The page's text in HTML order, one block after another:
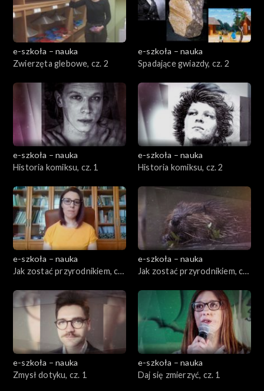
e-szkoła – nauka
Zwierzęta glebowe, cz. 2
e-szkoła – nauka
Spadające gwiazdy, cz. 2
e-szkoła – nauka
Historia komiksu, cz. 1
e-szkoła – nauka
Historia komiksu, cz. 2
e-szkoła – nauka
Jak zostać przyrodnikiem, cz.
e-szkoła – nauka
Jak zostać przyrodnikiem, cz.
e-szkoła – nauka
Zmysł dotyku, cz. 1
e-szkoła – nauka
Daj się zmierzyć, cz. 1